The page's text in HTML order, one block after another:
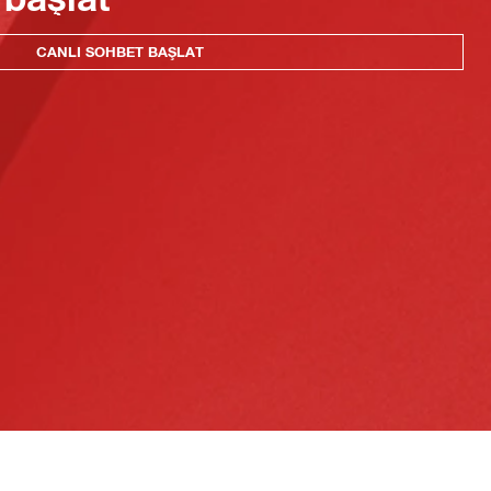
CANLI SOHBET BAŞLAT